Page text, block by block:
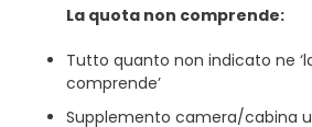
La quota non comprende:
Tutto quanto non indicato ne
comprende’
Supplemento camera/cabina